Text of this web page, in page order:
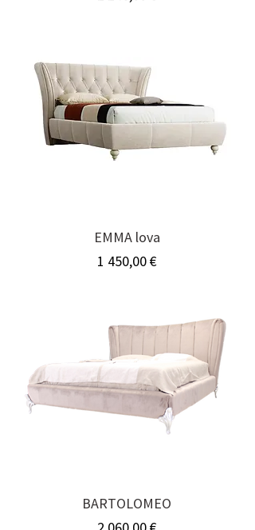
EMMA lova
Kaina
1 450,00 €
BARTOLOMEO